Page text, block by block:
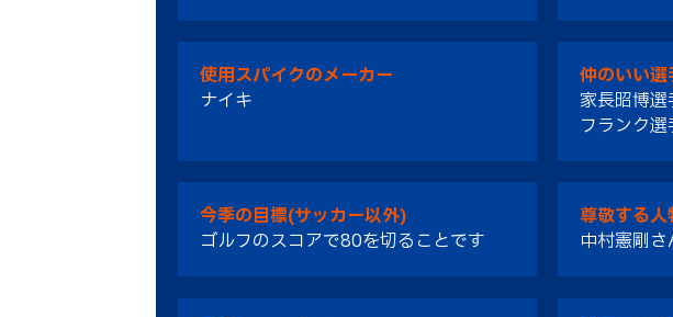
使用スパイクのメーカー
ナイキ
仲のいい選
家長昭博
フランク選
今季の目標(サッカー以外)
ゴルフのスコアで80を切ることです
尊敬する人
中村憲剛